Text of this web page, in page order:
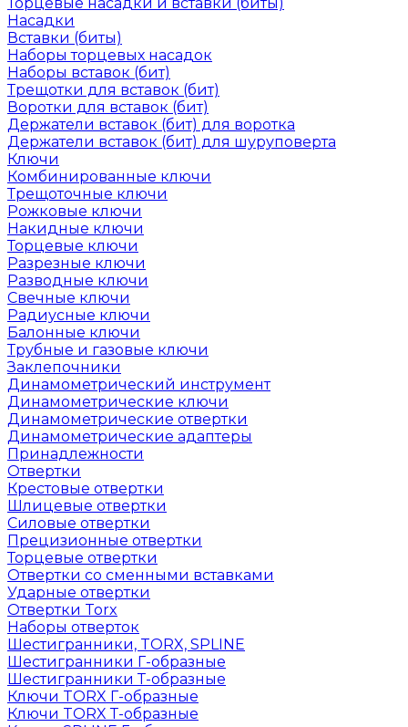
Насадки
Вставки (биты)
Наборы торцевых насадок
Наборы вставок (бит)
Трещотки для вставок (бит)
Воротки для вставок (бит)
Держатели вставок (бит) для воротка
Держатели вставок (бит) для шуруповерта
Ключи
Комбинированные ключи
Трещоточные ключи
Рожковые ключи
Накидные ключи
Торцевые ключи
Разрезные ключи
Разводные ключи
Свечные ключи
Радиусные ключи
Балонные ключи
Трубные и газовые ключи
Заклепочники
Динамометрический инструмент
Динамометрические ключи
Динамометрические отвертки
Динамометрические адаптеры
Принадлежности
Отвертки
Крестовые отвертки
Шлицевые отвертки
Силовые отвертки
Прецизионные отвертки
Торцевые отвертки
Отвертки со сменными вставками
Ударные отвертки
Отвертки Torx
Наборы отверток
Шестигранники, TORX, SPLINE
Шестигранники Г-образные
Шестигранники Т-образные
Ключи TORX Г-образные
Ключи TORX Т-образные